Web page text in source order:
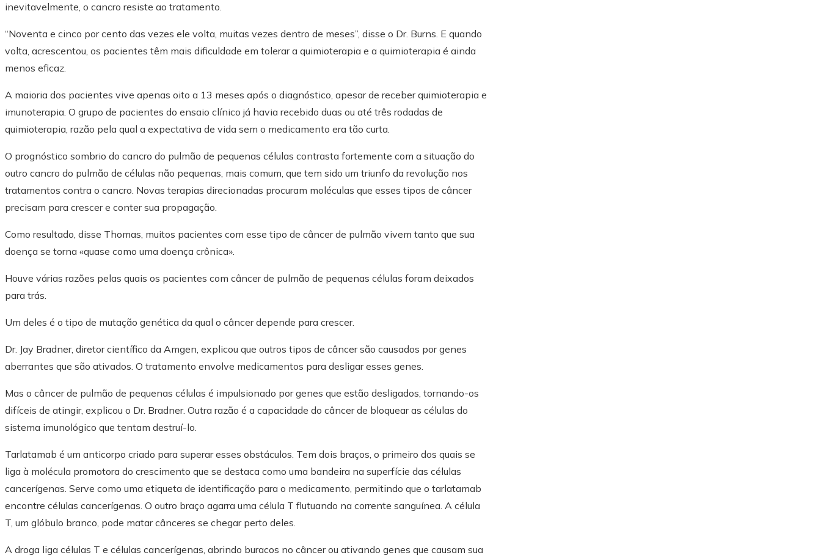
inevitavelmente, o cancro resiste ao tratamento.
“Noventa e cinco por cento das vezes ele volta, muitas vezes dentro de meses”, disse o Dr. Burns. E quando
volta, acrescentou, os pacientes têm mais dificuldade em tolerar a quimioterapia e a quimioterapia é ainda
menos eficaz.
A maioria dos pacientes vive apenas oito a 13 meses após o diagnóstico, apesar de receber quimioterapia e
imunoterapia. O grupo de pacientes do ensaio clínico já havia recebido duas ou até três rodadas de
quimioterapia, razão pela qual a expectativa de vida sem o medicamento era tão curta.
O prognóstico sombrio do cancro do pulmão de pequenas células contrasta fortemente com a situação do
outro cancro do pulmão de células não pequenas, mais comum, que tem sido um triunfo da revolução nos
tratamentos contra o cancro. Novas terapias direcionadas procuram moléculas que esses tipos de câncer
precisam para crescer e conter sua propagação.
Como resultado, disse Thomas, muitos pacientes com esse tipo de câncer de pulmão vivem tanto que sua
doença se torna «quase como uma doença crônica».
Houve várias razões pelas quais os pacientes com câncer de pulmão de pequenas células foram deixados
para trás.
Um deles é o tipo de mutação genética da qual o câncer depende para crescer.
Dr. Jay Bradner, diretor científico da Amgen, explicou que outros tipos de câncer são causados ​​por genes
aberrantes que são ativados. O tratamento envolve medicamentos para desligar esses genes.
Mas o câncer de pulmão de pequenas células é impulsionado por genes que estão desligados, tornando-os
difíceis de atingir, explicou o Dr. Bradner. Outra razão é a capacidade do câncer de bloquear as células do
sistema imunológico que tentam destruí-lo.
Tarlatamab é um anticorpo criado para superar esses obstáculos. Tem dois braços, o primeiro dos quais se
liga à molécula promotora do crescimento que se destaca como uma bandeira na superfície das células
cancerígenas. Serve como uma etiqueta de identificação para o medicamento, permitindo que o tarlatamab
encontre células cancerígenas. O outro braço agarra uma célula T flutuando na corrente sanguínea. A célula
T, um glóbulo branco, pode matar cânceres se chegar perto deles.
A droga liga células T e células cancerígenas, abrindo buracos no câncer ou ativando genes que causam sua